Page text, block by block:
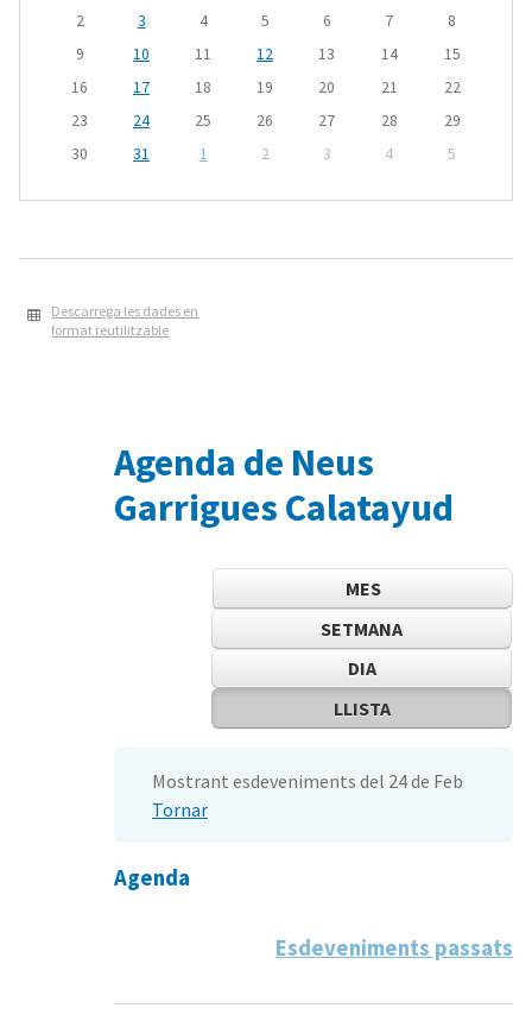
2
3 4 5 6 7
8
9
10 11 12 13 14
15
16
17 18 19 20 21
22
23
24 25 26 27 28
29
30
31 1 2 3 4 5
Descarrega les dades en
format reutilitzable
Agenda de Neus
Garrigues Calatayud
MES
SETMANA
DIA
LLISTA
Mostrant esdeveniments del 24 de Feb
Tornar
Agenda
Esdeveniments passats